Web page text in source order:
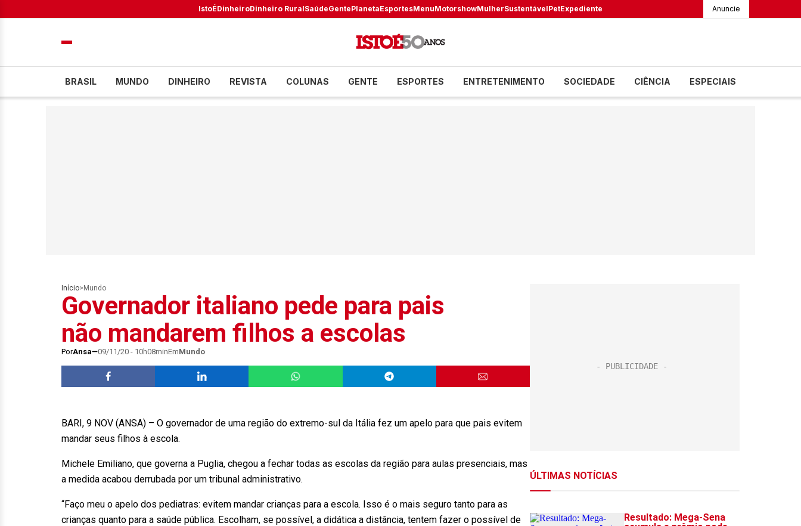
IstoÉDinheiroDinheiro RuralSaúdeGentePlanetaEsportesMenuMotorshowMulherSustentávelPetExpediente Anuncie
BRASIL MUNDO DINHEIRO REVISTA COLUNAS GENTE ESPORTES ENTRETENIMENTO SOCIEDADE CIÊNCIA ESPECIAIS
Início> Mundo
Governador italiano pede para pais
não mandarem filhos a escolas
PorAnsa 09/11/20 - 10h08minEmMundo
BARI, 9 NOV (ANSA) – O governador de uma região do extremo-sul da Itália fez um apelo para que pais evitem
mandar seus filhos à escola.
Michele Emiliano, que governa a Puglia, chegou a fechar todas as escolas da região para aulas presenciais, mas
a medida acabou derrubada por um tribunal administrativo.
“Faço meu o apelo dos pediatras: evitem mandar crianças para a escola. Isso é o mais seguro tanto para as
crianças quanto para a saúde pública. Escolham, se possível, a didática a distância, tentem fazer o possível de